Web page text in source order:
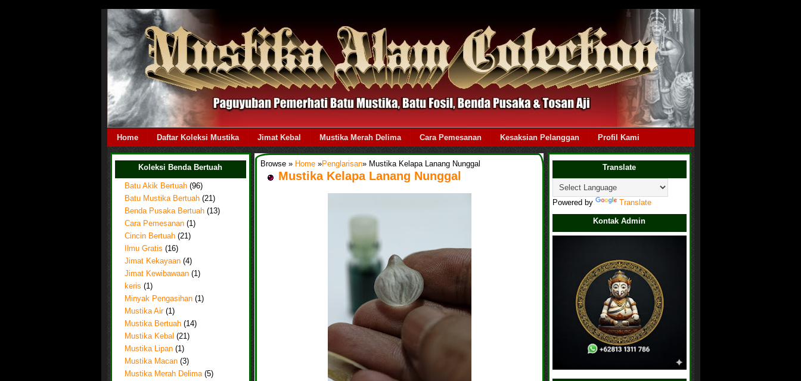
Home Daftar Koleksi Mustika Jimat Kebal Mustika Merah Delima Cara Pemesanan Kesaksian Pelanggan Profil Kami
Koleksi Benda Bertuah
Batu Akik Bertuah (96)
Batu Mustika Bertuah (21)
Benda Pusaka Bertuah (13)
Cara Pemesanan (1)
Cincin Bertuah (21)
Ilmu Gratis (16)
Jimat Kekayaan (4)
Jimat Kewibawaan (1)
keris (1)
Minyak Pengasihan (1)
Mustika Air (1)
Mustika Bertuah (14)
Mustika Kebal (21)
Mustika Lipan (1)
Mustika Macan (3)
Mustika Merah Delima (5)
Browse » Home »Penglarisan» Mustika Kelapa Lanang Nunggal
Mustika Kelapa Lanang Nunggal
Translate
Powered by Translate
Kontak Admin